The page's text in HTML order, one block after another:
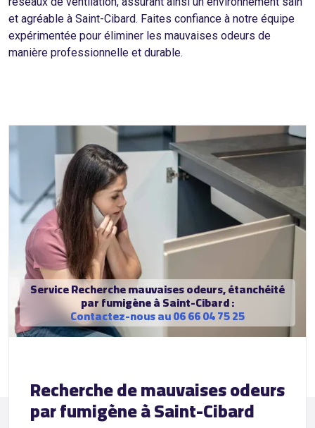
et agréable à Saint-Cibard. Faites confiance à notre équipe
expérimentée pour éliminer les mauvaises odeurs de
manière professionnelle et durable.
Service Recherche mauvaises odeurs, étanchéité
par fumigène à Saint-Cibard :
Contactez-nous au 06 66 04 75 25
Recherche de mauvaises odeurs
par fumigène à Saint-Cibard